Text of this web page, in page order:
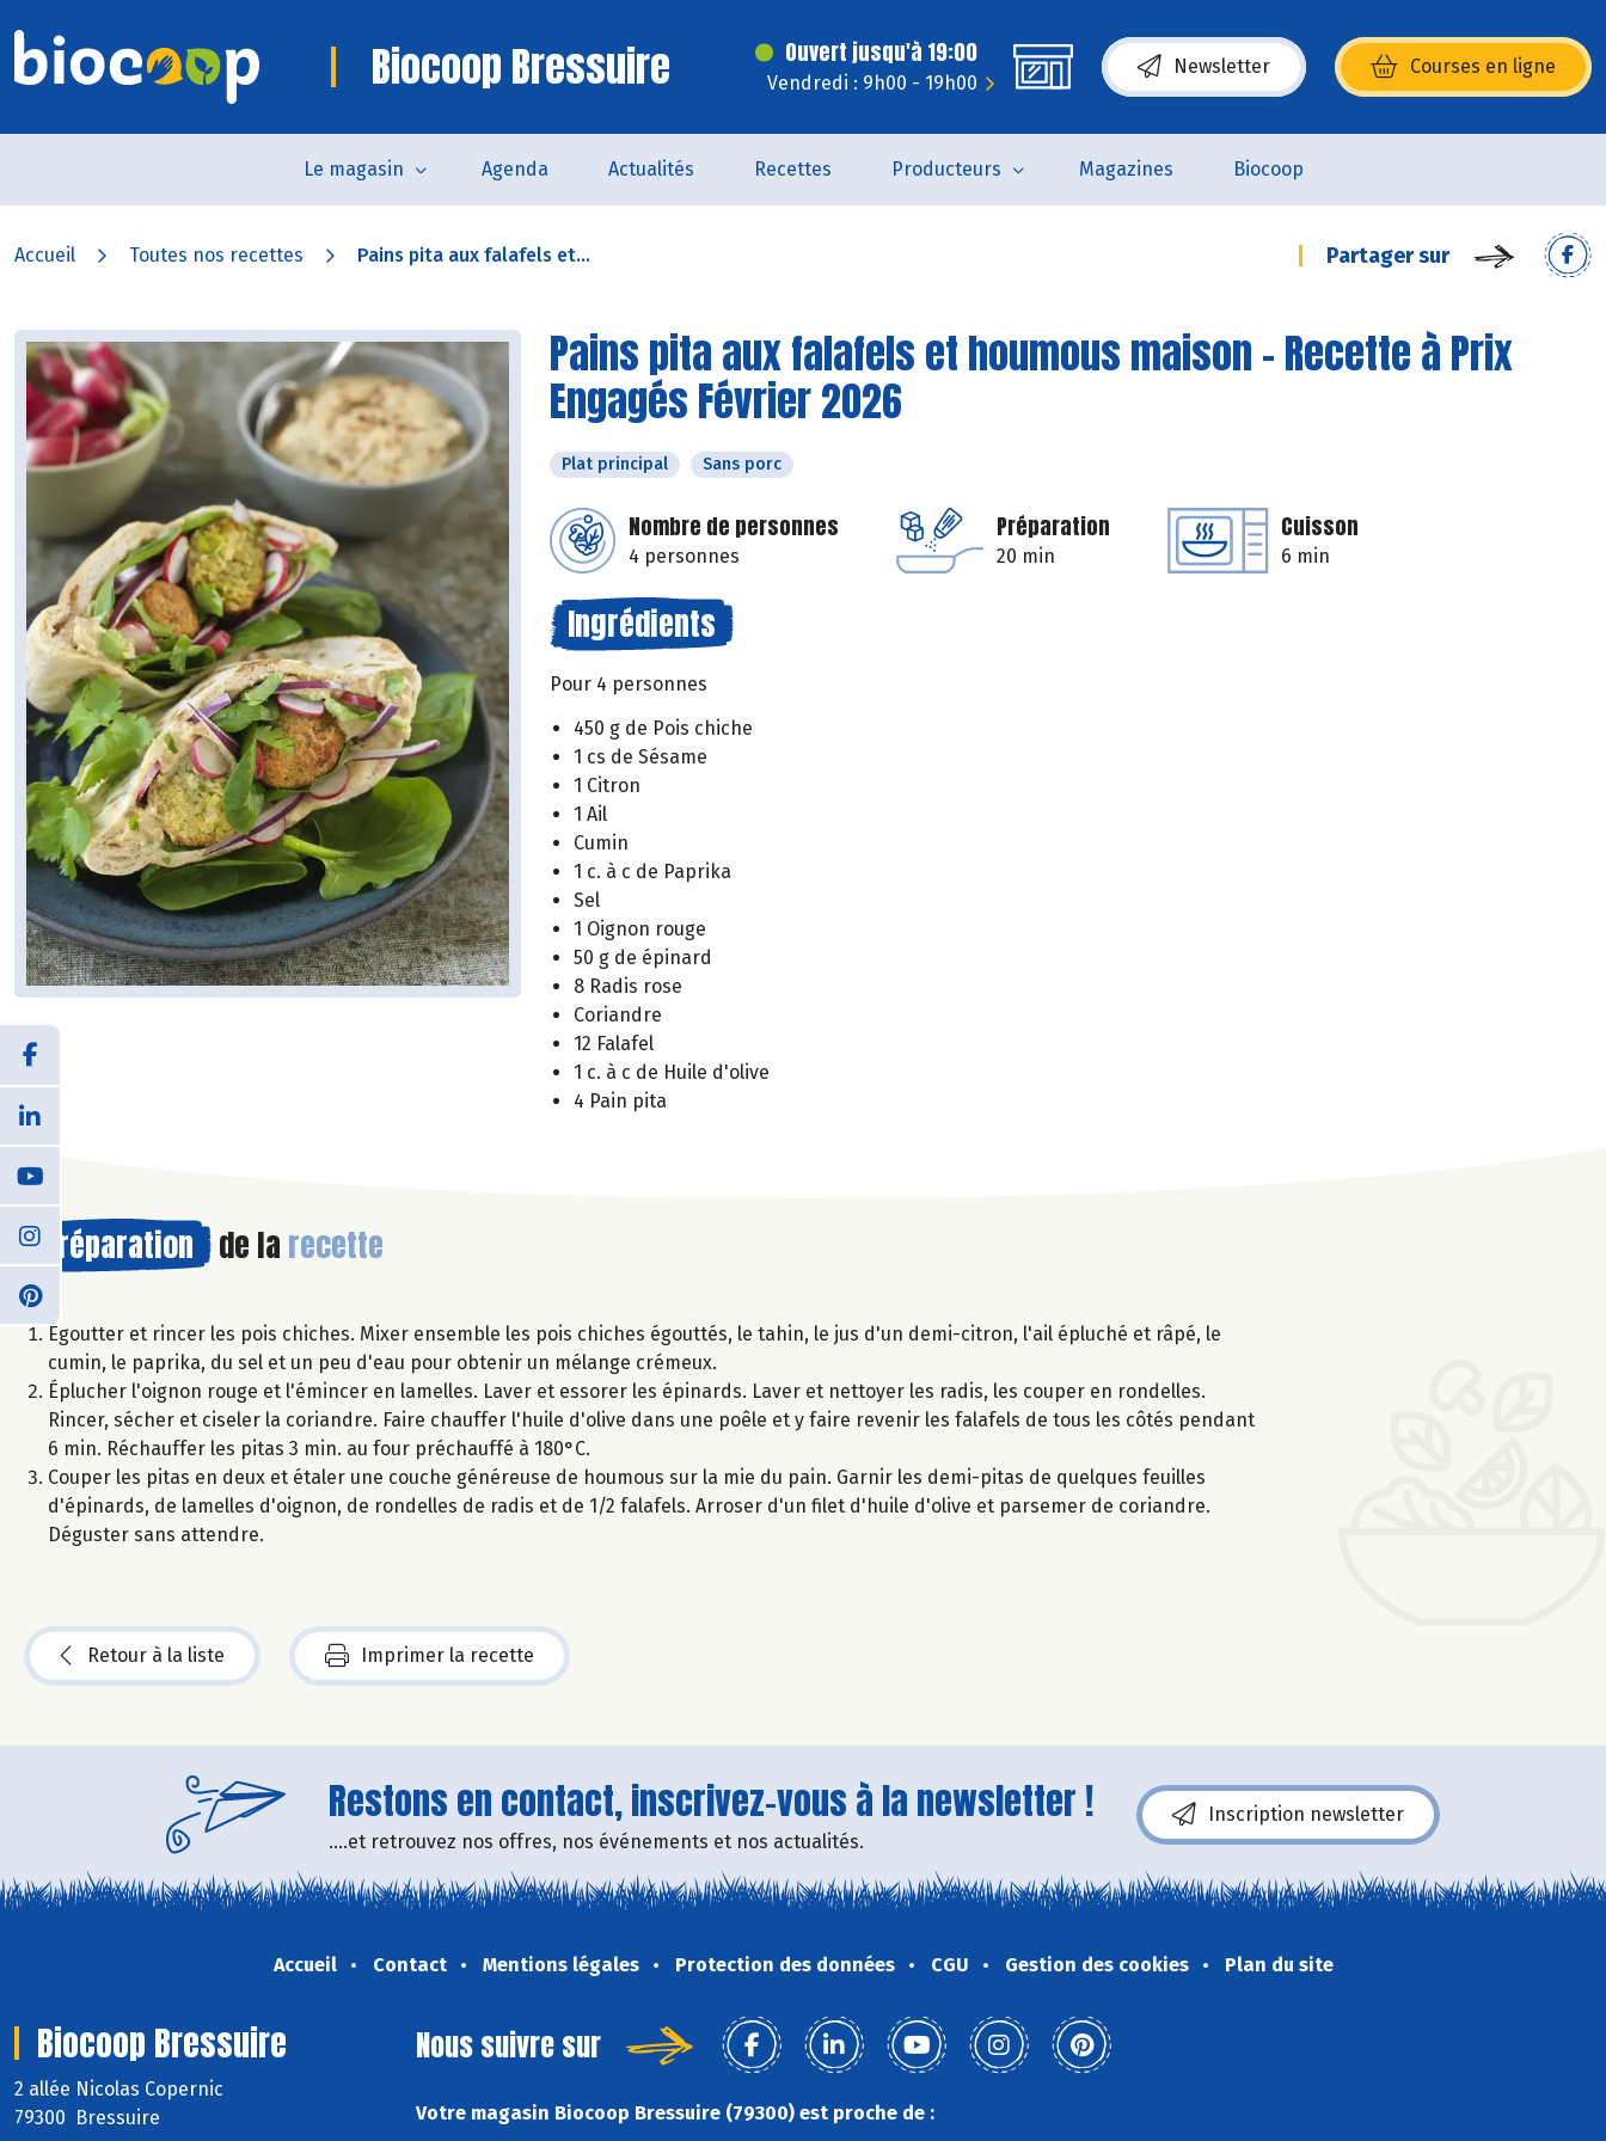
Biocoop Bressuire Ouvert jusqu'à 19:00
Vendredi : 9h00 - 19h00
Newsletter Courses en ligne
(s’ouvre dans une nouvelle fenêtre)
Le magasin Agenda Actualités Recettes Producteurs Magazines Biocoop
Accueil Toutes nos recettes Pains pita aux falafels et... Partager sur
Pains pita aux falafels et houmous maison - Recette à Prix
Engagés Février 2026
Plat principal Sans porc
Nombre de personnes
4 personnes
Préparation
20 min
Cuisson
6 min
Ingrédients
Pour 4 personnes
450 g de Pois chiche
1 cs de Sésame
1 Citron
1 Ail
Cumin
1 c. à c de Paprika
Sel
1 Oignon rouge
50 g de épinard
8 Radis rose
Coriandre
12 Falafel
1 c. à c de Huile d'olive
4 Pain pita
Préparation de la recette
Égoutter et rincer les pois chiches. Mixer ensemble les pois chiches égouttés, le tahin, le jus d'un demi-citron, l'ail épluché et râpé, le
cumin, le paprika, du sel et un peu d'eau pour obtenir un mélange crémeux.
Éplucher l'oignon rouge et l'émincer en lamelles. Laver et essorer les épinards. Laver et nettoyer les radis, les couper en rondelles.
Rincer, sécher et ciseler la coriandre. Faire chauffer l'huile d'olive dans une poêle et y faire revenir les falafels de tous les côtés pendant
6 min. Réchauffer les pitas 3 min. au four préchauffé à 180°C.
Couper les pitas en deux et étaler une couche généreuse de houmous sur la mie du pain. Garnir les demi-pitas de quelques feuilles
d'épinards, de lamelles d'oignon, de rondelles de radis et de 1/2 falafels. Arroser d'un filet d'huile d'olive et parsemer de coriandre.
Déguster sans attendre.
Retour à la liste Imprimer la recette
Restons en contact, inscrivez-vous à la newsletter !
....et retrouvez nos offres, nos événements et nos actualités.
Inscription newsletter
Accueil Contact Mentions légales Protection des données CGU Gestion des cookies Plan du site
Biocoop Bressuire
2 allée Nicolas Copernic
79300 Bressuire
Nous suivre sur
Votre magasin Biocoop Bressuire (79300) est proche de :